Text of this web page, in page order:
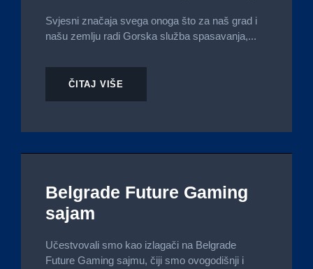
Svjesni značaja svega onoga što za naš grad i
našu zemlju radi Gorska služba spasavanja,...
ČITAJ VIŠE
Belgrade Future Gaming
sajam
Učestvovali smo kao izlagači na Belgrade
Future Gaming sajmu, čiji smo ovogodišnji i